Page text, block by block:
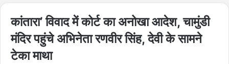
कांतारा’ विवाद में कोर्ट का अनोखा आदेश, चामुंडी
मंदिर पहुंचे अभिनेता रणवीर सिंह, देवी के सामने
टेका माथा